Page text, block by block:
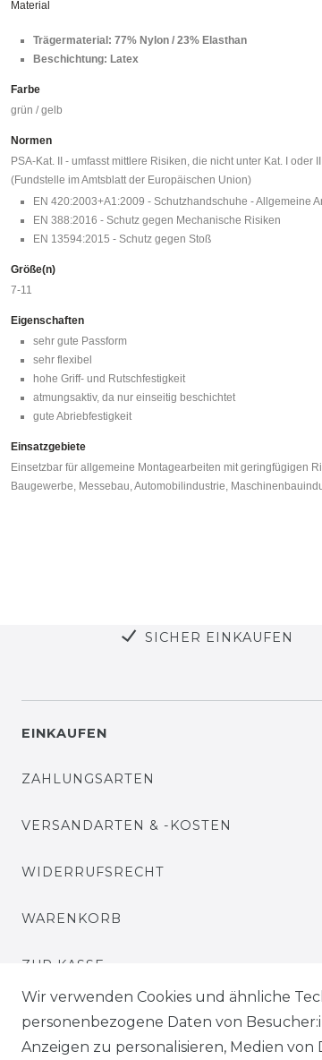
Material
Trägermaterial: 77% Nylon / 23% Elasthan
Beschichtung: Latex
Farbe
grün / gelb
Normen
PSA-Kat. II - umfasst mittlere Risiken, die nicht unter Kat. I oder
(Fundstelle im Amtsblatt der Europäischen Union)
EN 420:2003+A1:2009 - Schutzhandschuhe - Allgemeine
EN 388:2016 - Schutz gegen Mechanische Risiken
EN 13594:2015 - Schutz gegen Stoß
Größe(n)
7-11
Eigenschaften
sehr gute Passform
sehr flexibel
hohe Griff- und Rutschfestigkeit
atmungsaktiv, da nur einseitig beschichtet
gute Abriebfestigkeit
Einsatzgebiete
Einsetzbar für allgemeine Montagearbeiten mit geringfügigen
Baugewerbe, Messebau, Automobilindustrie,
SICHER EINKAUFEN
EINKAUFEN
ZAHLUNGSARTEN
VERSANDARTEN & -KOSTEN
WIDERRUFSRECHT
WARENKORB
ZUR KASSE
Wir verwenden Cookies und ähnliche
personenbezogene Daten von
Anzeigen zu personalisieren, Medien